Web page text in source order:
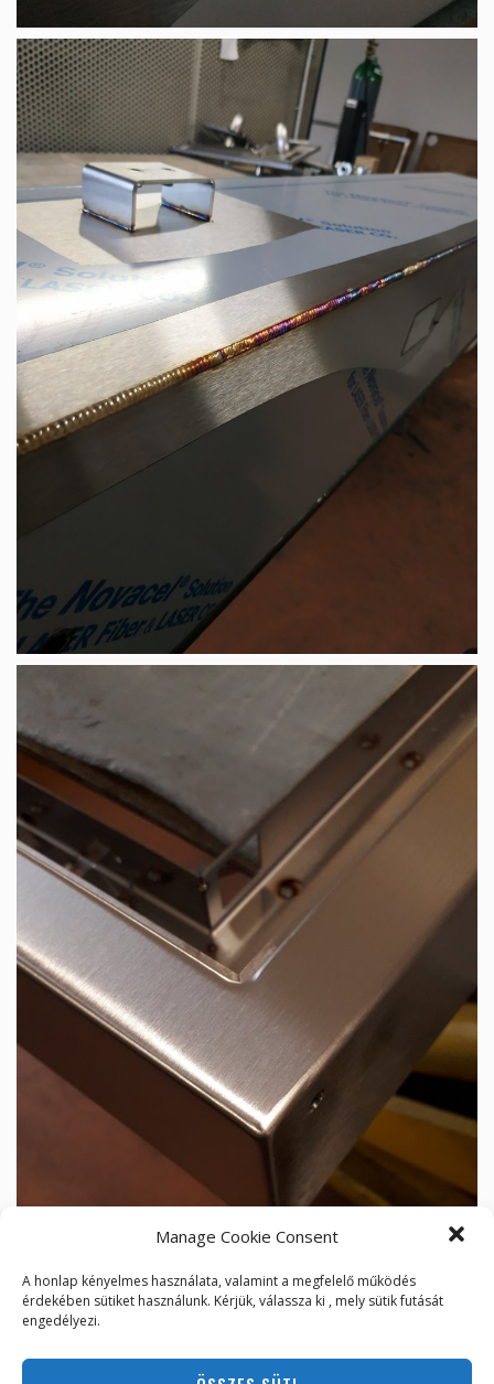
Manage Cookie Consent
A honlap kényelmes használata, valamint a megfelelő működés
érdekében sütiket használunk. Kérjük, válassza ki , mely sütik futását
engedélyezi.